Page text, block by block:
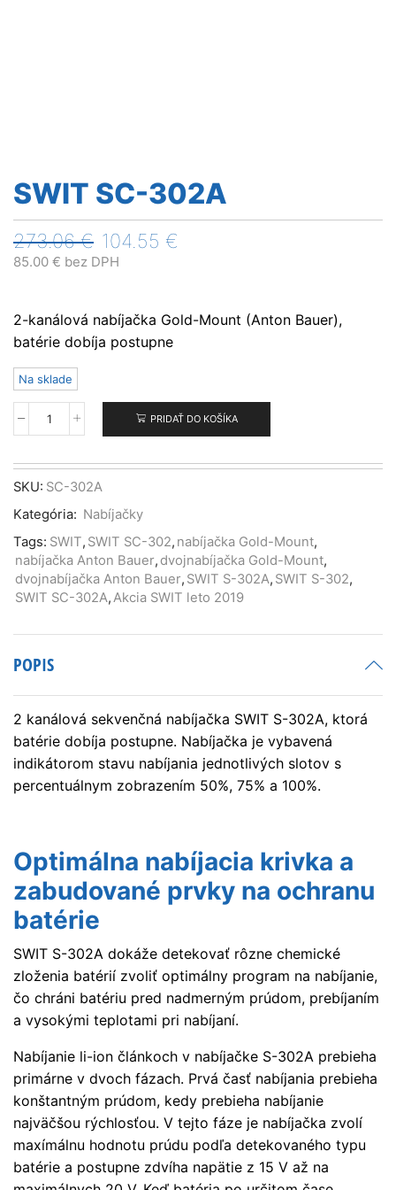
SWIT SC-302A
273.06€ Pôvodná
cena
273.06 €.
104.55 €
104.55 €.
85.00 € bez DPH
2-kanálová nabíjačka Gold-Mount (Anton Bauer),
batérie dobíja postupne
Na sklade
množstvo
SC-
302A
PRIDAŤ DO KOŠÍKA
SKU: SC-302A
Kategória: Nabíjačky
Tags: SWIT, SWIT SC-302, nabíjačka Gold-Mount,
nabíjačka Anton Bauer, dvojnabíjačka Gold-Mount,
dvojnabíjačka Anton Bauer, SWIT S-302A, SWIT S-302,
SWIT SC-302A,Akcia SWIT leto 2019
POPIS
2 kanálová sekvenčná nabíjačka SWIT S-302A, ktorá
batérie dobíja postupne. Nabíjačka je vybavená
indikátorom stavu nabíjania jednotlivých slotov s
percentuálnym zobrazením 50%, 75% a 100%.
Optimálna nabíjacia krivka a
zabudované prvky na ochranu
batérie
SWIT S-302A dokáže detekovať rôzne chemické
zloženia batérií zvoliť optimálny program na nabíjanie,
čo chráni batériu pred nadmerným prúdom, prebíjaním
a vysokými teplotami pri nabíjaní.
Nabíjanie li-ion článkoch v nabíjačke S-302A prebieha
primárne v dvoch fázach. Prvá časť nabíjania prebieha
konštantným prúdom, kedy prebieha nabíjanie
najväčšou rýchlosťou. V tejto fáze je nabíjačka zvolí
maxímálnu hodnotu prúdu podľa detekovaného typu
batérie a postupne zdvíha napätie z 15 V až na